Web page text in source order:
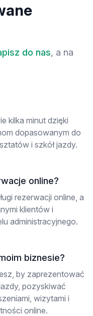
do nas, a na
kilka minut dzięki
dopasowanym do
i szkół jazdy.
online?
rezerwacji online, a
klientów i
administracyjnego.
biznesie?
by zaprezentować
pozyskiwać
wizytami i
online.